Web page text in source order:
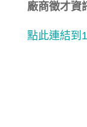
廠商徵才資
點此連結到